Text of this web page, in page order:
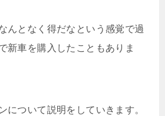
んとなく得だなという感覚で過
新車を購入したこともありま
について説明をしていきます。